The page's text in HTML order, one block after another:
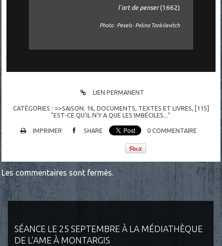
SÉANCE LE 25 SEPTEMBRE À LA MÉDIATHÈQUE
DE L'AME À MONTARGIS
l'art de penser(1662)
Photo : Pexels - Polina Tankilevitch
LIEN PERMANENT
CATÉGORIES : =>SAISON. 16, DOCUMENTS, TEXTES ET LIVRES,
[115]
"EST-CE QU'IL N'Y A QUE LES IMBÉCILES..."
IMPRIMER SHARE 0 COMMENTAIRE
Les commentaires sont fermés.